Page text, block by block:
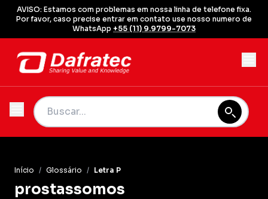
AVISO: Estamos com problemas em nossa linha de telefone fixa.
Por favor, caso precise entrar em contato use nosso numero de
WhatsApp +55 (11) 9.9799-7073
Início / Glossário / Letra P
prostassomos